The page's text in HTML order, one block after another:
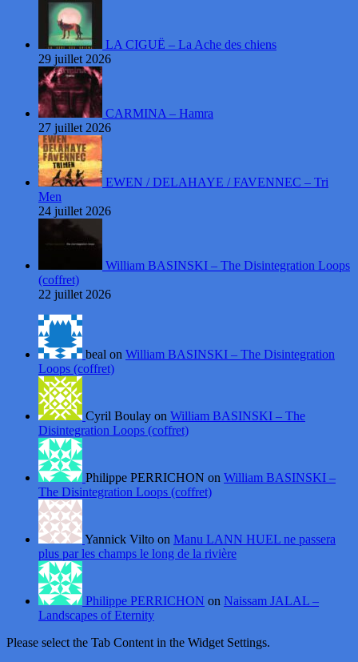
LA CIGUË – La Ache des chiens
29 juillet 2026
CARMINA – Hamra
27 juillet 2026
EWEN / DELAHAYE / FAVENNEC – Tri
Men
24 juillet 2026
William BASINSKI – The Disintegration Loops
(coffret)
22 juillet 2026
beal on William BASINSKI – The Disintegration
Loops (coffret)
Cyril Boulay on William BASINSKI – The
Disintegration Loops (coffret)
Philippe PERRICHON on William BASINSKI –
The Disintegration Loops (coffret)
Yannick Vilto on Manu LANN HUEL ne passera
plus par les champs le long de la rivière
Philippe PERRICHON on Naissam JALAL –
Landscapes of Eternity
Please select the Tab Content in the Widget Settings.